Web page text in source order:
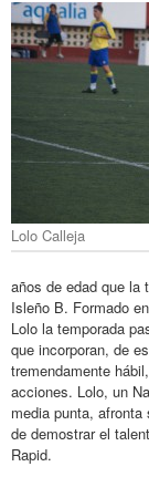
Lolo Calleja
años de edad que la
Isleño B. Formado
Lolo la temporada
que incorporan, de
tremendamente
acciones. Lolo, un
media punta,
de demostrar el
Rapid.